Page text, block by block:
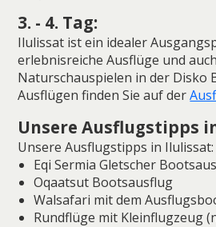
3. - 4. Tag:
Ilulissat ist ein idealer
erlebnisreiche Ausflüge und
Naturschauspielen in der Disko
Ausflügen finden Sie auf der
Unsere Ausflugstipps
Unsere Ausflugstipps in Ilulissat:
Eqi Sermia Gletscher
Oqaatsut Bootsausflug
Walsafari mit dem
Rundflüge mit Kleinflugzeug